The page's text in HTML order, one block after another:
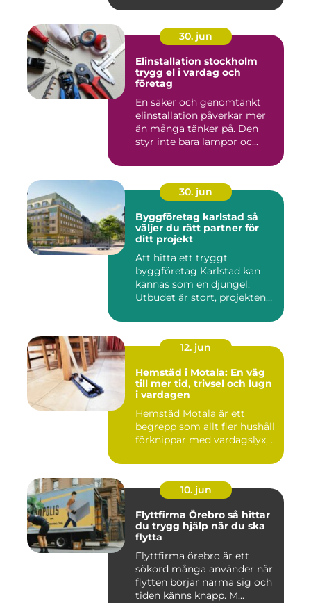
30. jun
Elinstallation stockholm
trygg el i vardag och
företag
En säker och genomtänkt
elinstallation påverkar mer
än många tänker på. Den
styr inte bara lampor oc...
30. jun
Byggföretag karlstad så
väljer du rätt partner för
ditt projekt
Att hitta ett tryggt
byggföretag Karlstad kan
kännas som en djungel.
Utbudet är stort, projekten
12. jun
Hemstäd i Motala: En väg
till mer tid, trivsel och lugn
i vardagen
Hemstäd Motala är ett
begrepp som allt fler hushåll
förknippar med vardagslyx, ...
10. jun
Flyttfirma Örebro så hittar
du trygg hjälp när du ska
flytta
Flyttfirma örebro är ett
sökord många använder när
flytten börjar närma sig och
tiden känns knapp. M...